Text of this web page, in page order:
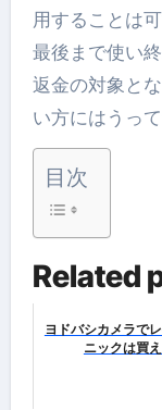
用することは可
最後まで使い
返金の対象と
い方にはうっ
目次
Related
ヨドバシカメラで
ニックは買